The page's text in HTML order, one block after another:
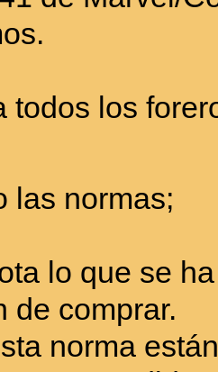
todos los
las normas;
lo que se
de comprar.
norma